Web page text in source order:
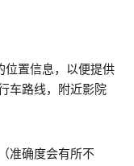
位置信息，以便提供
车路线，附近影院
准确度会有所不